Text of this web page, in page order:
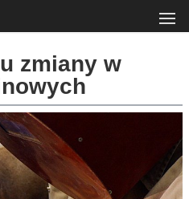
zmiany w